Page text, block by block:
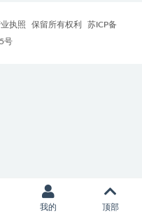
执照 保留所有权利
苏ICP备
号
我的 顶部